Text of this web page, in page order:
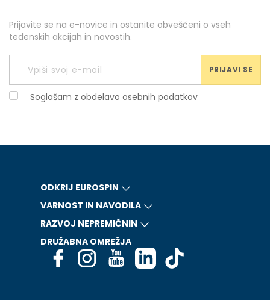
Prijavite se na e-novice in ostanite obveščeni o vseh
tedenskih akcijah in novostih.
PRIJAVI SE
Soglašam z obdelavo osebnih podatkov
ODKRIJ EUROSPIN
VARNOST IN NAVODILA
RAZVOJ NEPREMIČNIN
DRUŽABNA OMREŽJA